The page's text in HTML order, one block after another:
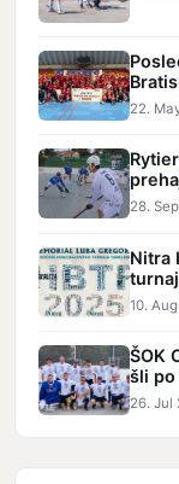
22.
28.
Nitra
10.
ŠOK
šli
26. Jul